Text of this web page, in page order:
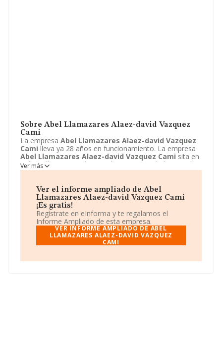
Sobre Abel Llamazares Alaez-david Vazquez
Cami
La empresa Abel Llamazares Alaez-david Vazquez
Cami lleva ya 28 años en funcionamiento. La empresa
Abel Llamazares Alaez-david Vazquez Cami sita en
Calle Telleria, 16, Bilbao, Bizkaia. La actividad CNAE de
esta compañía es 9329 - Actividades recreativas y de
Alaez-david Vazquez Camise registra como
Sociedad civil.
Ver más
Ver el informe ampliado de Abel
Llamazares Alaez-david Vazquez Cami
¡Es gratis!
Regístrate en eInforma y te regalamos el
Informe Ampliado de esta empresa.
VER INFORME AMPLIADO DE ABEL
LLAMAZARES ALAEZ-DAVID VAZQUEZ
CAMI